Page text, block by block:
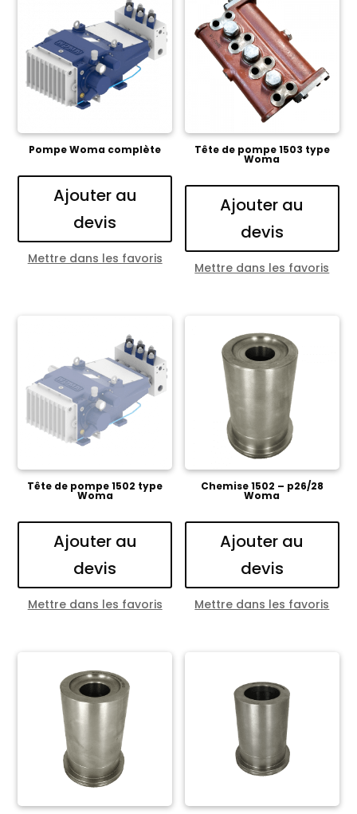
Pompe Woma complète
Ajouter au
devis
Mettre dans les favoris
Tête de pompe 1503 type
Woma
Ajouter au
devis
Mettre dans les favoris
Tête de pompe 1502 type
Woma
Ajouter au
devis
Mettre dans les favoris
Chemise 1502 – p26/28
Woma
Ajouter au
devis
Mettre dans les favoris